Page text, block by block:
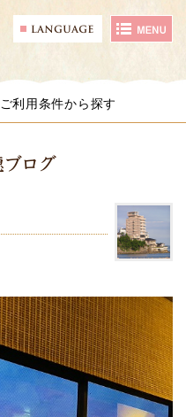
ご利用条件から探す
ブログ